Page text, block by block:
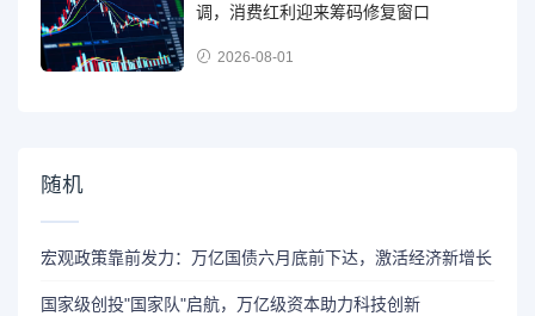
调，消费红利迎来筹码修复窗口
2026-08-01
随机
宏观政策靠前发力：万亿国债六月底前下达，激活经济新增长
国家级创投"国家队"启航，万亿级资本助力科技创新